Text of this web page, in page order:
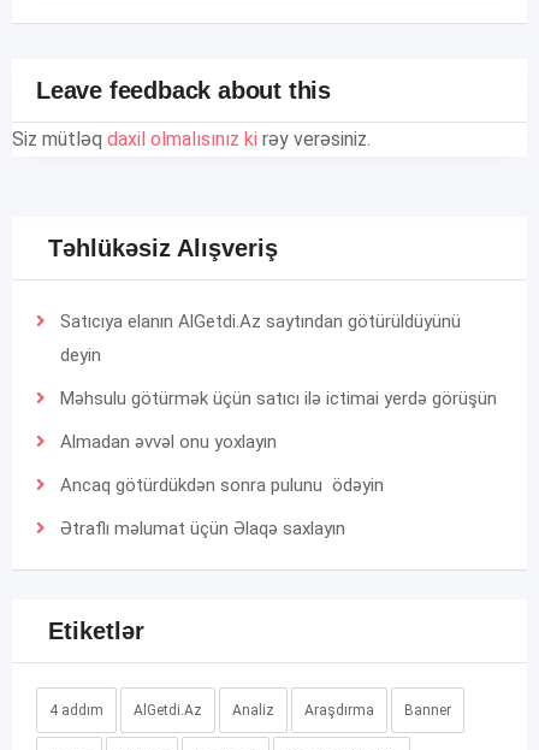
Leave feedback about this
Siz mütləq daxil olmalısınız ki rəy verəsiniz.
Təhlükəsiz Alışveriş
Satıcıya elanın AlGetdi.Az saytından götürüldüyünü
deyin
Məhsulu götürmək üçün satıcı ilə ictimai yerdə görüşün
Almadan əvvəl onu yoxlayın
Ancaq götürdükdən sonra pulunu ödəyin
Ətraflı məlumat üçün Əlaqə saxlayın
Etiketlər
4 addım AlGetdi.Az Analiz Araşdırma Banner